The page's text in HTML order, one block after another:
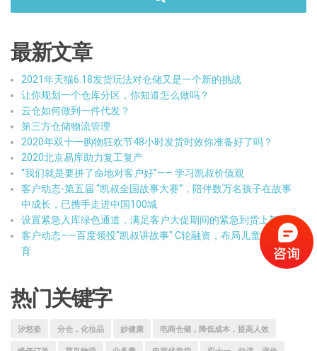
最新文章
2021年天猫6.18发货玩法对仓储又是一个新的挑战
让你规划一个仓库分区，你知道怎么做吗？
云仓如何做到一件代发？
第三方仓储物流管理
2020年双十一购物狂欢节48小时发货时效你准备好了吗？
2020北京易库助力复工复产
“我们就是要拼了命地对客户好”—— 学习凯叔价值观
客户动态-第五届 “凯叔全国故事大赛“，陪伴数万名孩子在故事
中成长，已携手走进中国100城
设置紧急入库绿色通道，满足客户大促期间的紧急到货上架
客户动态——百度领投"凯叔讲故事" C轮融资，布局儿童内容教
育
热门关键字
汐悠姿 分仓，化妆品 妙健康 电商仓储，降低成本，提高人效